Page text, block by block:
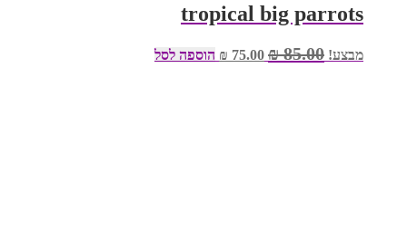
tropical big parrots
מבצע! ₪85.00
המחיר
המקורי
₪ 75.00
המחיר
הנוכחי
הוספה לסל